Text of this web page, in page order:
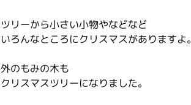
ツリーから小さい小物やなどなど
いろんなところにクリスマスがありますよ。
外のもみの木も
クリスマスツリーになりました。